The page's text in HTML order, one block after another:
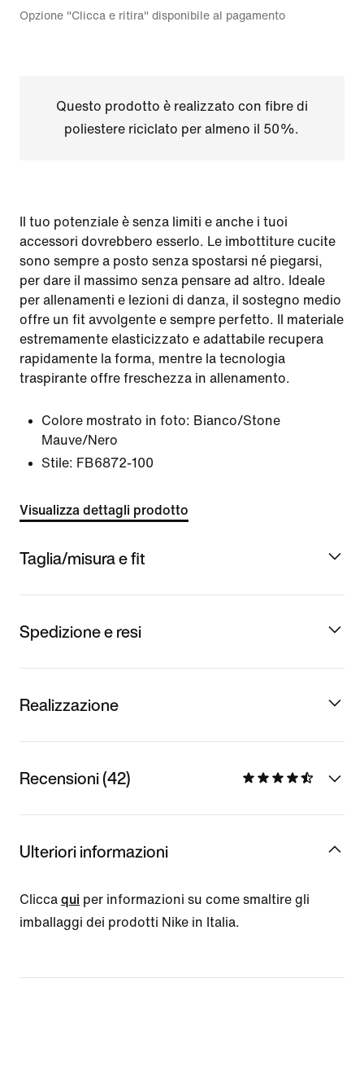
Opzione "Clicca e ritira" disponibile al pagamento
Questo prodotto è realizzato con fibre di
poliestere riciclato per almeno il 50%.
Il tuo potenziale è senza limiti e anche i tuoi
accessori dovrebbero esserlo. Le imbottiture cucite
sono sempre a posto senza spostarsi né piegarsi,
per dare il massimo senza pensare ad altro. Ideale
per allenamenti e lezioni di danza, il sostegno medio
offre un fit avvolgente e sempre perfetto. Il materiale
estremamente elasticizzato e adattabile recupera
rapidamente la forma, mentre la tecnologia
traspirante offre freschezza in allenamento.
Colore mostrato in foto: Bianco/Stone
Mauve/Nero
Stile: FB6872-100
Visualizza dettagli prodotto
Taglia/misura e fit
Spedizione e resi
Realizzazione
Recensioni (42)
Ulteriori informazioni
Clicca qui per informazioni su come smaltire gli
imballaggi dei prodotti Nike in Italia.